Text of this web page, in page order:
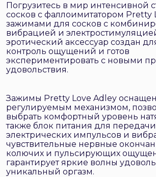
Погрузитесь в мир интенсивной
сосков с фаллоимитатором Pretty
зажимами для сосков с
вибрацией и
эротический аксессуар создан
контроль ощущений и готов
экспериментировать с новыми
удовольствия.
Зажимы Pretty Love Adley
регулируемым механизмом,
выбрать комфортный уровень
также блок питания для передачи
электрических импульсов и
чувствительные нервные
колючих и пульсирующих
гарантирует яркие волны
уникальный оргазм.